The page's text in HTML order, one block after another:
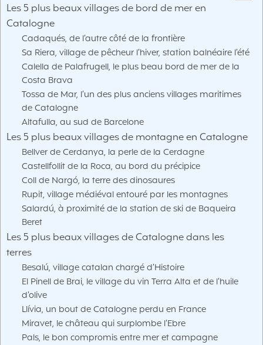
Les 5 plus beaux villages de bord de mer en
Catalogne
Cadaqués, de l’autre côté de la frontière
Sa Riera, village de pêcheur l’hiver, station balnéaire l’été
Calella de Palafrugell, le plus beau bord de mer de la
Costa Brava
Tossa de Mar, l’un des plus anciens villages maritimes
de Catalogne
Altafulla, au sud de Barcelone
Les 5 plus beaux villages de montagne en Catalogne
Bellver de Cerdanya, la perle de la Cerdagne
Castellfollit de la Roca, au bord du précipice
Coll de Nargó, la terre des dinosaures
Rupit, village médiéval entouré par les montagnes
Salardú, à proximité de la station de ski de Baqueira
Beret
Les 5 plus beaux villages de Catalogne dans les
terres
Besalú, village catalan chargé d’Histoire
El Pinell de Brai, le village du vin Terra Alta et de l’huile
d’olive
Llívia, un bout de Catalogne perdu en France
Miravet, le château qui surplombe l’Ebre
Pals, le bon compromis entre mer et campagne